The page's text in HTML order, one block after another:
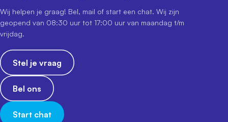
Wij helpen je graag! Bel, mail of start een chat. Wij zijn
geopend van 08:30 uur tot 17:00 uur van maandag t/m
vrijdag.
Stel je vraag
Bel ons
Start chat